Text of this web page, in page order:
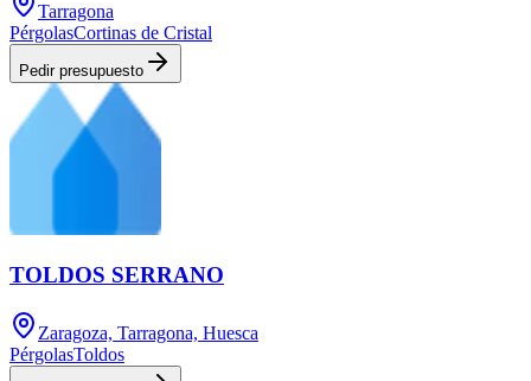
Tarragona
PérgolasCortinas de Cristal
Pedir presupuesto
TOLDOS SERRANO
Zaragoza, Tarragona, Huesca
PérgolasToldos